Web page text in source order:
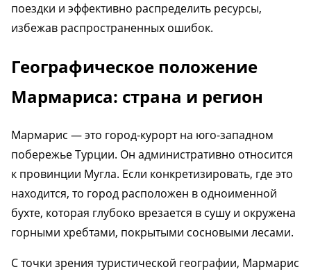
поездки и эффективно распределить ресурсы,
избежав распространенных ошибок.
Географическое положение
Мармариса: страна и регион
Мармарис — это город-курорт на юго-западном
побережье Турции. Он административно относится
к провинции Мугла. Если конкретизировать, где это
находится, то город расположен в одноименной
бухте, которая глубоко врезается в сушу и окружена
горными хребтами, покрытыми сосновыми лесами.
С точки зрения туристической географии, Мармарис